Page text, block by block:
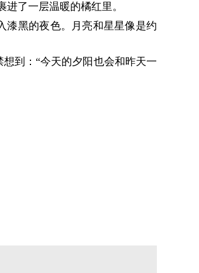
了一层温暖的橘红里。
漆黑的夜色。月亮和星星像是约
到：“今天的夕阳也会和昨天一